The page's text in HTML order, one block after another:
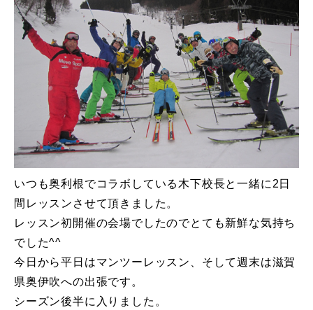
インストラクター一覧
コブレッスン参加のお客様の声 Review
レッスンレポート Report
よくある質問 FAQ
レッスン周辺に関して
動画で学ぶ Movie
最新レッスン動画
いつも奥利根でコラボしている木下校長と一緒に2日
間レッスンさせて頂きました。
レッスン初開催の会場でしたのでとても新鮮な気持ち
でした^^
今日から平日はマンツーレッスン、そして週末は滋賀
県奥伊吹への出張です。
シーズン後半に入りました。